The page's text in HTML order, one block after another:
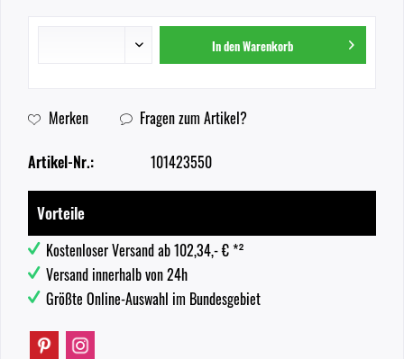
In denWarenkorb
Merken Fragen zum Artikel?
Artikel-Nr.: 101423550
Vorteile
Kostenloser Versand ab 102,34,- € *²
Versand innerhalb von 24h
Größte Online-Auswahl im Bundesgebiet